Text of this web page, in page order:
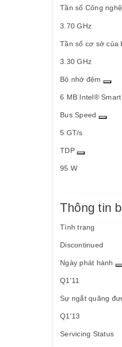
Tần số Công
3.70 GHz
Tần số cơ sở của
3.30 GHz
Bộ nhớ đệm
6 MB Intel®
Bus Speed
5 GT/s
TDP
95 W
Thông tin
Tình trạng
Discontinued
Ngày phát hành
Q1'11
Sự ngắt quãng
Q1'13
Servicing Status